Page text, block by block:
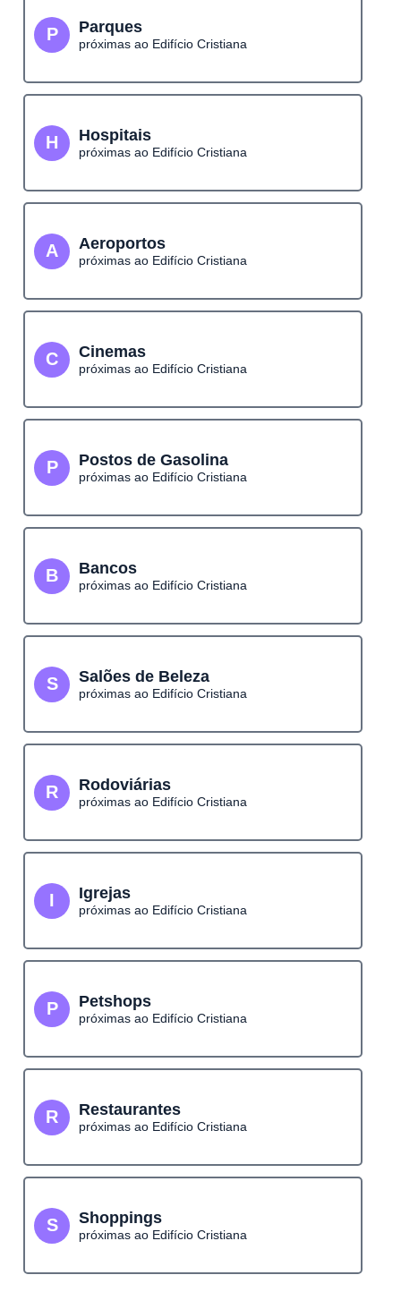
P Parques
próximas ao Edifício Cristiana
H Hospitais
próximas ao Edifício Cristiana
A Aeroportos
próximas ao Edifício Cristiana
C Cinemas
próximas ao Edifício Cristiana
P Postos de Gasolina
próximas ao Edifício Cristiana
B Bancos
próximas ao Edifício Cristiana
S Salões de Beleza
próximas ao Edifício Cristiana
R Rodoviárias
próximas ao Edifício Cristiana
I Igrejas
próximas ao Edifício Cristiana
P Petshops
próximas ao Edifício Cristiana
R Restaurantes
próximas ao Edifício Cristiana
S Shoppings
próximas ao Edifício Cristiana